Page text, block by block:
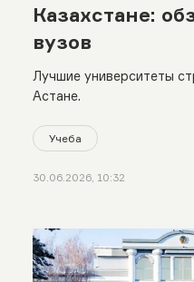
Казахстане:
вузов
Лучшие университеты
Астане.
Учеба
30.06.2026, 10:32